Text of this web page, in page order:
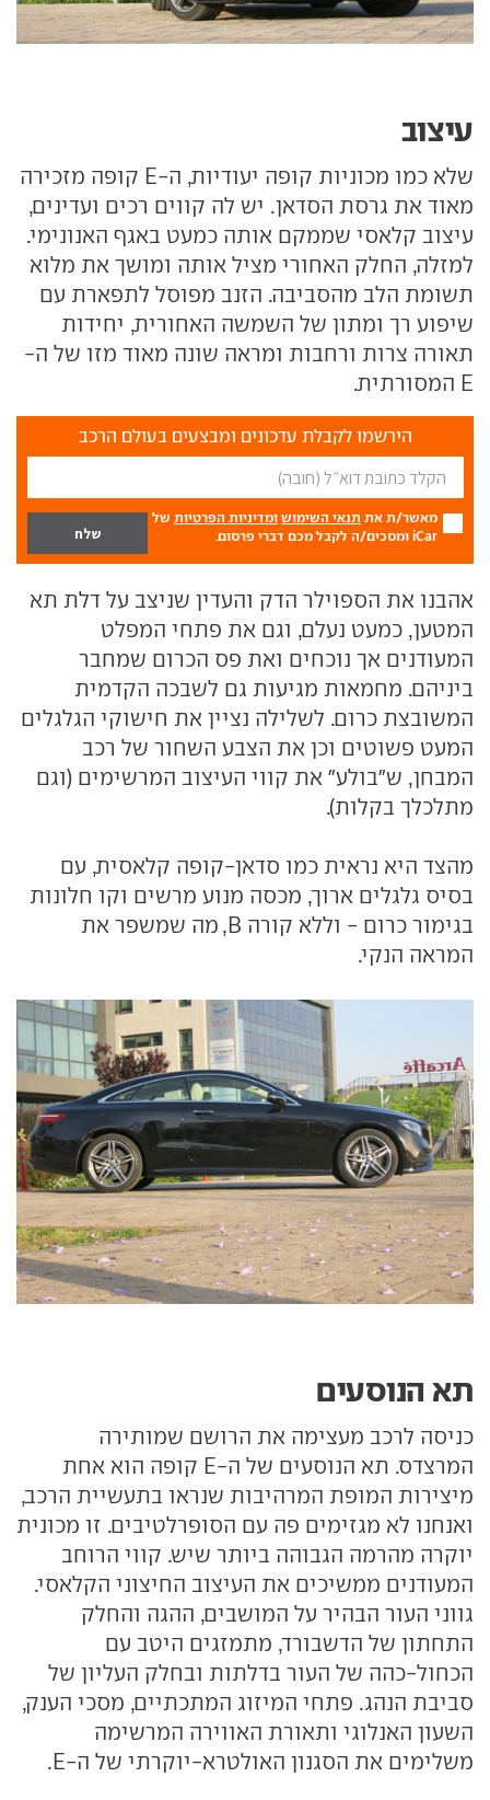
עיצוב
שלא כמו מכוניות קופה יעודיות, ה-E קופה מזכירה
מאוד את גרסת הסדאן. יש לה קווים רכים ועדינים,
עיצוב קלאסי שממקם אותה כמעט באגף האנונימי.
למזלה, החלק האחורי מציל אותה ומושך את מלוא
תשומת הלב מהסביבה. הזנב מפוסל לתפארת עם
שיפוע רך ומתון של השמשה האחורית, יחידות
תאורה צרות ורחבות ומראה שונה מאוד מזו של ה-
E המסורתית.
הירשמו לקבלת עדכונים ומבצעים בעולם הרכב
מאשר/ת את תנאי השימוש ומדיניות הפרטיות של
iCar ומסכים/ה לקבל מכם דברי פרסום.
אהבנו את הספוילר הדק והעדין שניצב על דלת תא
המטען, כמעט נעלם, וגם את פתחי המפלט
המעודנים אך נוכחים ואת פס הכרום שמחבר
ביניהם. מחמאות מגיעות גם לשבכה הקדמית
המשובצת כרום. לשלילה נציין את חישוקי הגלגלים
המעט פשוטים וכן את הצבע השחור של רכב
המבחן, ש"בולע" את קווי העיצוב המרשימים (וגם
מתלכלך בקלות).
מהצד היא נראית כמו סדאן-קופה קלאסית, עם
בסיס גלגלים ארוך, מכסה מנוע מרשים וקו חלונות
בגימור כרום - וללא קורה B, מה שמשפר את
המראה הנקי.
תא הנוסעים
כניסה לרכב מעצימה את הרושם שמותירה
המרצדס. תא הנוסעים של ה-E קופה הוא אחת
מיצירות המופת המרהיבות שנראו בתעשיית הרכב,
ואנחנו לא מגזימים פה עם הסופרלטיבים. זו מכונית
יוקרה מהרמה הגבוהה ביותר שיש. קווי הרוחב
המעודנים ממשיכים את העיצוב החיצוני הקלאסי.
גווני העור הבהיר על המושבים, ההגה והחלק
התחתון של הדשבורד, מתמזגים היטב עם
הכחול-כהה של העור בדלתות ובחלק העליון של
סביבת הנהג. פתחי המיזוג המתכתיים, מסכי הענק,
השעון האנלוגי ותאורת האווירה המרשימה
משלימים את הסגנון האולטרא-יוקרתי של ה-E.